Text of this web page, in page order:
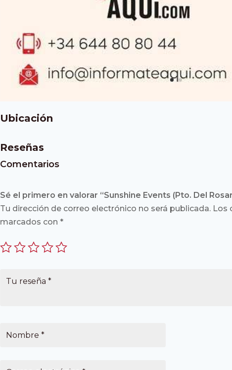
Ubicación
Reseñas
Comentarios
Sé el primero en valorar “Sunshine Events (Pto. Del
Tu dirección de correo electrónico no será publicada. Los
marcados con*